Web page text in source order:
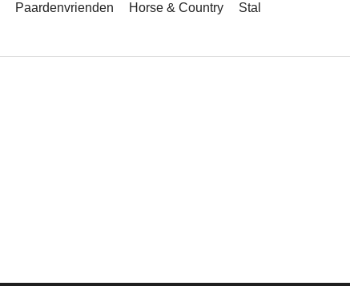
Paardenvrienden Horse & Country Stal